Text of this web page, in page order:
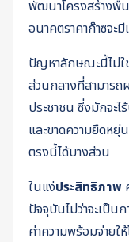
พัฒนาโครงสร้างพื้น
อนาคตราคาก๊าซจะ
ปัญหาลักษณะนี้ไม่ใ
ส่วนกลางที่สามาร
ประชาชน ซึ่งมักจะ
และขาดความยืดหยุ่
ตรงนี้ได้บางส่วน
ในแง่ประสิทธิภาพ
ปัจจุบันไม่ว่าจะเป็
ค่าความพร้อมจ่ายใ